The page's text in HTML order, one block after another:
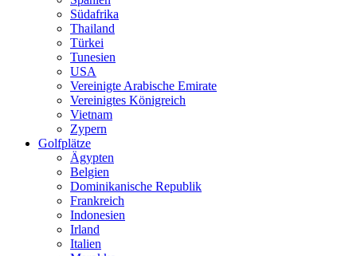
Südafrika
Thailand
Türkei
Tunesien
USA
Vereinigte Arabische Emirate
Vereinigtes Königreich
Vietnam
Zypern
Golfplätze
Ägypten
Belgien
Dominikanische Republik
Frankreich
Indonesien
Irland
Italien